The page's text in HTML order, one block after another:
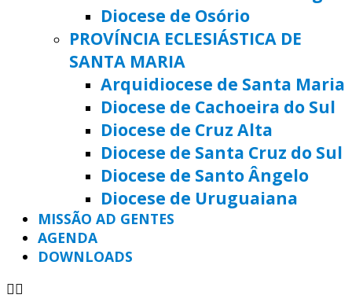
Diocese de Osório
PROVÍNCIA ECLESIÁSTICA DE
SANTA MARIA
Arquidiocese de Santa Maria
Diocese de Cachoeira do Sul
Diocese de Cruz Alta
Diocese de Santa Cruz do Sul
Diocese de Santo Ângelo
Diocese de Uruguaiana
MISSÃO AD GENTES
AGENDA
DOWNLOADS